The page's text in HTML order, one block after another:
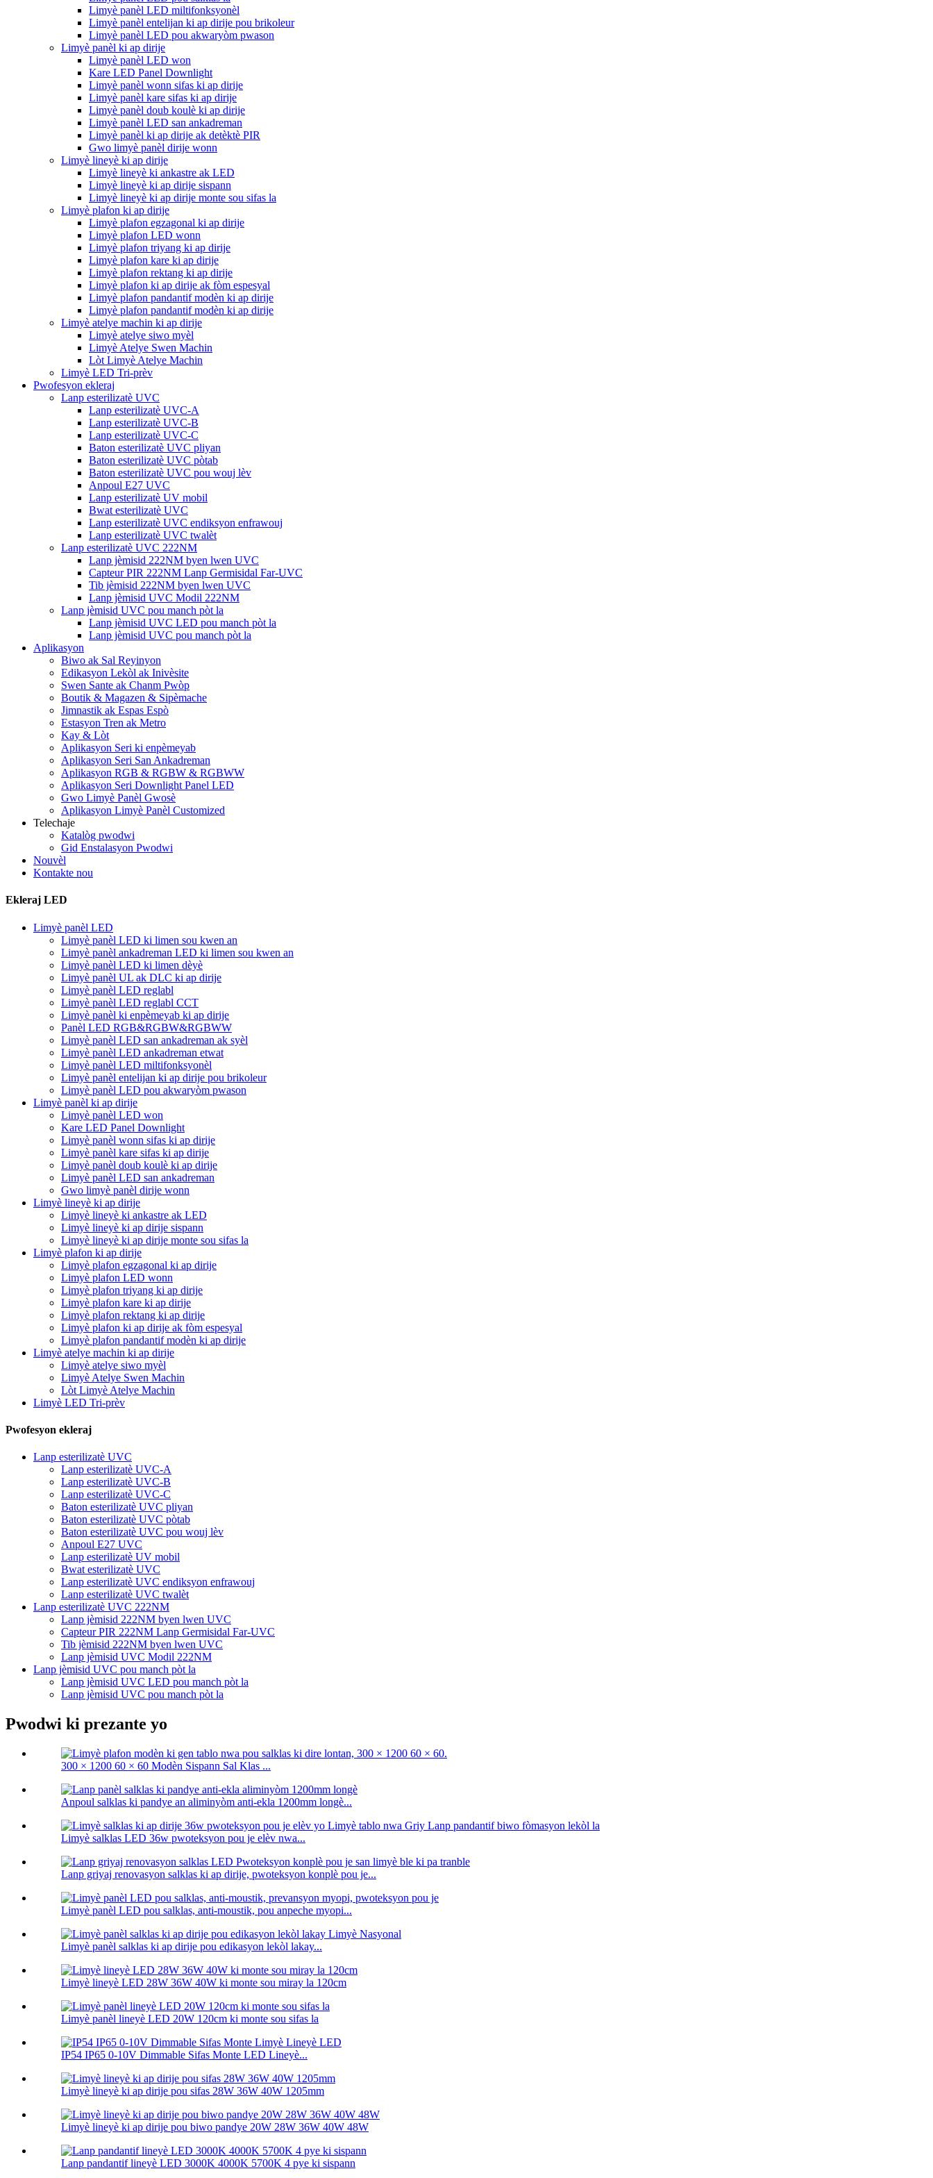
Limyè panèl LED miltifonksyonèl
Limyè panèl entelijan ki ap dirije pou brikoleur
Limyè panèl LED pou akwaryòm pwason
Limyè panèl ki ap dirije
Limyè panèl LED won
Kare LED Panel Downlight
Limyè panèl wonn sifas ki ap dirije
Limyè panèl kare sifas ki ap dirije
Limyè panèl doub koulè ki ap dirije
Limyè panèl LED san ankadreman
Limyè panèl ki ap dirije ak detèktè PIR
Gwo limyè panèl dirije wonn
Limyè lineyè ki ap dirije
Limyè lineyè ki ankastre ak LED
Limyè lineyè ki ap dirije sispann
Limyè lineyè ki ap dirije monte sou sifas la
Limyè plafon ki ap dirije
Limyè plafon egzagonal ki ap dirije
Limyè plafon LED wonn
Limyè plafon triyang ki ap dirije
Limyè plafon kare ki ap dirije
Limyè plafon rektang ki ap dirije
Limyè plafon ki ap dirije ak fòm espesyal
Limyè plafon pandantif modèn ki ap dirije
Limyè plafon pandantif modèn ki ap dirije
Limyè atelye machin ki ap dirije
Limyè atelye siwo myèl
Limyè Atelye Swen Machin
Lòt Limyè Atelye Machin
Limyè LED Tri-prèv
Pwofesyon ekleraj
Lanp esterilizatè UVC
Lanp esterilizatè UVC-A
Lanp esterilizatè UVC-B
Lanp esterilizatè UVC-C
Baton esterilizatè UVC pliyan
Baton esterilizatè UVC pòtab
Baton esterilizatè UVC pou wouj lèv
Anpoul E27 UVC
Lanp esterilizatè UV mobil
Bwat esterilizatè UVC
Lanp esterilizatè UVC endiksyon enfrawouj
Lanp esterilizatè UVC twalèt
Lanp esterilizatè UVC 222NM
Lanp jèmisid 222NM byen lwen UVC
Capteur PIR 222NM Lanp Germisidal Far-UVC
Tib jèmisid 222NM byen lwen UVC
Lanp jèmisid UVC Modil 222NM
Lanp jèmisid UVC pou manch pòt la
Lanp jèmisid UVC LED pou manch pòt la
Lanp jèmisid UVC pou manch pòt la
Aplikasyon
Biwo ak Sal Reyinyon
Edikasyon Lekòl ak Inivèsite
Swen Sante ak Chanm Pwòp
Boutik & Magazen & Sipèmache
Jimnastik ak Espas Espò
Estasyon Tren ak Metro
Kay & Lòt
Aplikasyon Seri ki enpèmeyab
Aplikasyon Seri San Ankadreman
Aplikasyon RGB & RGBW & RGBWW
Aplikasyon Seri Downlight Panel LED
Gwo Limyè Panèl Gwosè
Aplikasyon Limyè Panèl Customized
Telechaje
Katalòg pwodwi
Gid Enstalasyon Pwodwi
Nouvèl
Kontakte nou
Ekleraj LED
Limyè panèl LED
Limyè panèl LED ki limen sou kwen an
Limyè panèl ankadreman LED ki limen sou kwen an
Limyè panèl LED ki limen dèyè
Limyè panèl UL ak DLC ki ap dirije
Limyè panèl LED reglabl
Limyè panèl LED reglabl CCT
Limyè panèl ki enpèmeyab ki ap dirije
Panèl LED RGB&RGBW&RGBWW
Limyè panèl LED san ankadreman ak syèl
Limyè panèl LED ankadreman etwat
Limyè panèl LED miltifonksyonèl
Limyè panèl entelijan ki ap dirije pou brikoleur
Limyè panèl LED pou akwaryòm pwason
Limyè panèl ki ap dirije
Limyè panèl LED won
Kare LED Panel Downlight
Limyè panèl wonn sifas ki ap dirije
Limyè panèl kare sifas ki ap dirije
Limyè panèl doub koulè ki ap dirije
Limyè panèl LED san ankadreman
Gwo limyè panèl dirije wonn
Limyè lineyè ki ap dirije
Limyè lineyè ki ankastre ak LED
Limyè lineyè ki ap dirije sispann
Limyè lineyè ki ap dirije monte sou sifas la
Limyè plafon ki ap dirije
Limyè plafon egzagonal ki ap dirije
Limyè plafon LED wonn
Limyè plafon triyang ki ap dirije
Limyè plafon kare ki ap dirije
Limyè plafon rektang ki ap dirije
Limyè plafon ki ap dirije ak fòm espesyal
Limyè plafon pandantif modèn ki ap dirije
Limyè atelye machin ki ap dirije
Limyè atelye siwo myèl
Limyè Atelye Swen Machin
Lòt Limyè Atelye Machin
Limyè LED Tri-prèv
Pwofesyon ekleraj
Lanp esterilizatè UVC
Lanp esterilizatè UVC-A
Lanp esterilizatè UVC-B
Lanp esterilizatè UVC-C
Baton esterilizatè UVC pliyan
Baton esterilizatè UVC pòtab
Baton esterilizatè UVC pou wouj lèv
Anpoul E27 UVC
Lanp esterilizatè UV mobil
Bwat esterilizatè UVC
Lanp esterilizatè UVC endiksyon enfrawouj
Lanp esterilizatè UVC twalèt
Lanp esterilizatè UVC 222NM
Lanp jèmisid 222NM byen lwen UVC
Capteur PIR 222NM Lanp Germisidal Far-UVC
Tib jèmisid 222NM byen lwen UVC
Lanp jèmisid UVC Modil 222NM
Lanp jèmisid UVC pou manch pòt la
Lanp jèmisid UVC LED pou manch pòt la
Lanp jèmisid UVC pou manch pòt la
Pwodwi ki prezante yo
300 × 1200 60 × 60 Modèn Sispann Sal Klas ...
Anpoul salklas ki pandye an aliminyòm anti-ekla 1200mm longè...
Limyè salklas LED 36w pwoteksyon pou je elèv nwa...
Lanp griyaj renovasyon salklas ki ap dirije, pwoteksyon konplè pou je...
Limyè panèl LED pou salklas, anti-moustik, pou anpeche myopi...
Limyè panèl salklas ki ap dirije pou edikasyon lekòl lakay...
Limyè lineyè LED 28W 36W 40W ki monte sou miray la 120cm
Limyè panèl lineyè LED 20W 120cm ki monte sou sifas la
IP54 IP65 0-10V Dimmable Sifas Monte LED Lineyè...
Limyè lineyè ki ap dirije pou sifas 28W 36W 40W 1205mm
Limyè lineyè ki ap dirije pou biwo pandye 20W 28W 36W 40W 48W
Lanp pandantif lineyè LED 3000K 4000K 5700K 4 pye ki sispann